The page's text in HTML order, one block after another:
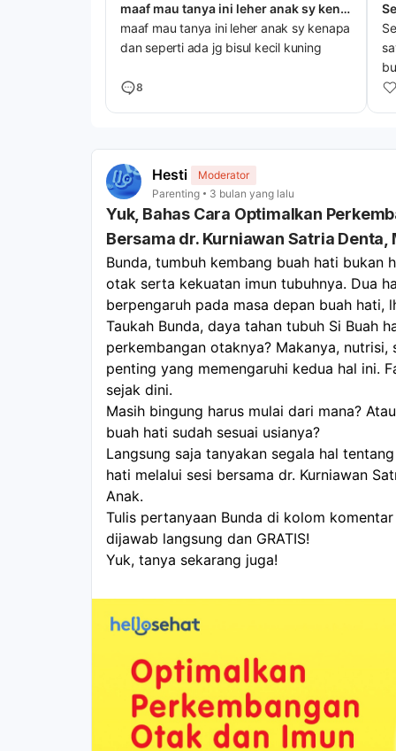
maaf mau tanya ini leher anak sy kenapa dan seperti
maaf mau tanya ini leher anak sy kenapa
dan seperti ada jg bisul kecil kuning
8
Hesti
Moderator
Parenting
3 bulan yang lalu
Yuk, Bahas Cara Optimalkan
Bersama dr. Kurniawan Satria Denta,
Bunda, tumbuh kembang buah hati bukan
otak serta kekuatan imun tubuhnya. Dua
berpengaruh pada masa depan buah hati,
Taukah Bunda, daya tahan tubuh Si Buah
perkembangan otaknya? Makanya,
penting yang memengaruhi kedua hal ini.
sejak dini.
Masih bingung harus mulai dari mana?
buah hati sudah sesuai usianya?
Langsung saja tanyakan segala hal
hati melalui sesi bersama dr. Kurniawan
Anak.
Tulis pertanyaan Bunda di kolom
dijawab langsung dan GRATIS!
Yuk, tanya sekarang juga!